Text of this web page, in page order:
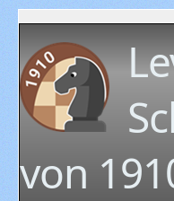
von